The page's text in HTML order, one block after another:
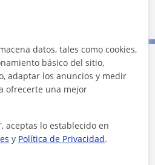
datos, tales como cookies,
básico del sitio,
adaptar los anuncios y medir
ofrecerte una mejor
aceptas lo establecido en
y Política de Privacidad.